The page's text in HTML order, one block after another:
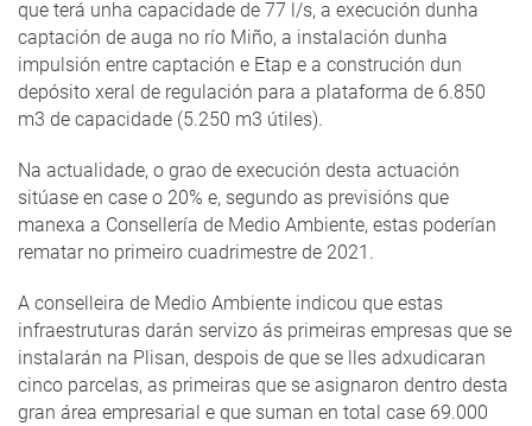
que terá unha capacidade de 77 l/s, a execución dunha
captación de auga no río Miño, a instalación dunha
impulsión entre captación e Etap e a construción dun
depósito xeral de regulación para a plataforma de 6.850
m3 de capacidade (5.250 m3 útiles).
Na actualidade, o grao de execución desta actuación
sitúase en case o 20% e, segundo as previsións que
manexa a Consellería de Medio Ambiente, estas poderían
rematar no primeiro cuadrimestre de 2021.
A conselleira de Medio Ambiente indicou que estas
infraestruturas darán servizo ás primeiras empresas que se
instalarán na Plisan, despois de que se lles adxudicaran
cinco parcelas, as primeiras que se asignaron dentro desta
gran área empresarial e que suman en total case 69.000